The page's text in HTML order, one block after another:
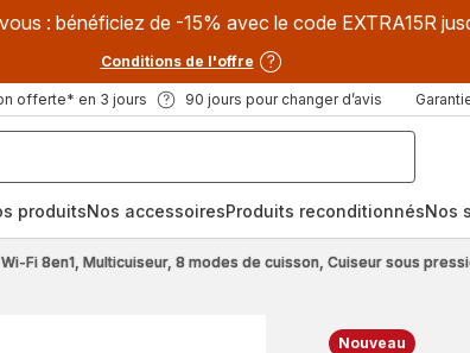
: bénéficiez de -15% avec le code EXTRA15R
Conditions de l'offre
offerte* en 3 jours 90 jours pour changer d’avis
produitsNos accessoiresProduits reconditionnésNos
Fi 8en1, Multicuiseur, 8 modes de cuisson, Cuiseur sous
Nouveau